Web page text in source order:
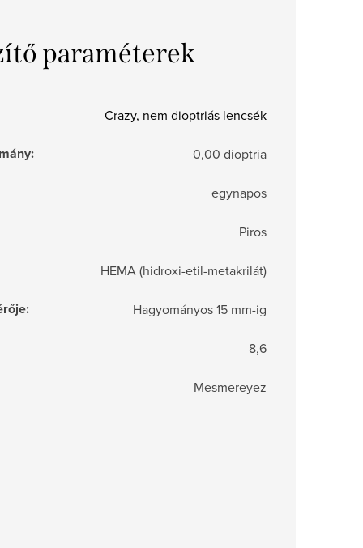
paraméterek
Crazy, nem dioptriás lencsék
: 0,00 dioptria
egynapos
Piros
HEMA (hidroxi-etil-metakrilát)
: Hagyományos 15 mm-ig
8,6
Mesmereyez